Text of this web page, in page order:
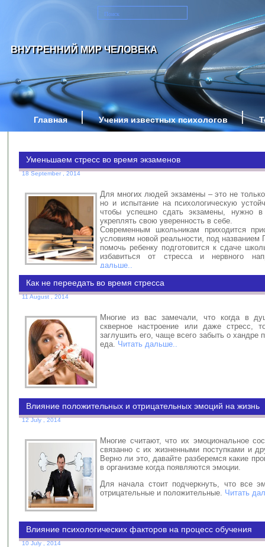
ВНУТРЕННИЙ МИР ЧЕЛОВЕКА
Главная Учения известных психологов
Уменьшаем стресс во время экзаменов
18 September , 2014
Для многих людей экзамены – это не
но и испытание на психологическую
чтобы успешно сдать экзамены, нужно
укреплять свою уверенность в себе.
Современным школьникам приходится
условиям новой реальности, под
помочь ребенку подготовится к сдаче
избавиться от стресса и нервного
дальше..
Как не переедать во время стресса
11 August , 2014
Многие из вас замечали, что когда в
скверное настроение или даже стресс,
заглушить его, чаще всего забыть о хандре
еда. Читать дальше..
Влияние положительных и отрицательных эмоций на жизнь
12 July , 2014
Многие считают, что их эмоциональное
связанно с их жизненными поступками и
Верно ли это, давайте разберемся какие
в организме когда появляются эмоции.
Для начала стоит подчеркнуть, что все
отрицательные и положительные. Читать
Влияние психологических факторов на процесс обучения
10 July , 2014